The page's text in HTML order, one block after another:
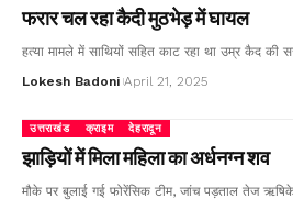
फरार चल रहा कैदी मुठभेड़ में घायल
हत्या मामले में साथियों सहित काट रहा था उम्र कैद की
Lokesh Badoni April 21, 2025
उत्तराखंड क्राइम देहरादून
झाड़ियों में मिला महिला का अर्धनग्न शव
मौके पर बुलाई गई फोरेंसिक टीम, जांच पड़ताल तेज